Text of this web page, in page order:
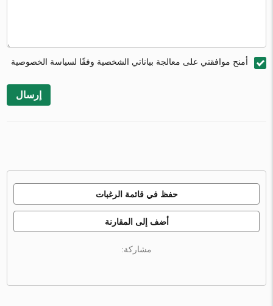
أمنح موافقتي على معالجة بياناتي الشخصية وفقًا لسياسة الخصوصية
إرسال
حفظ في قائمة الرغبات
أضف إلى المقارنة
مشاركة: